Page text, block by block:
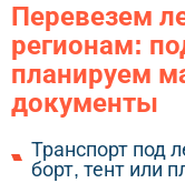
Перевезем
регионам:
планируем
документы
Транспорт под
борт, тент или